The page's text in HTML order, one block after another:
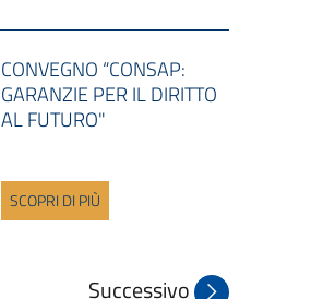
CONVEGNO “CONSAP:
GARANZIE PER IL DIRITTO
AL FUTURO"
SCOPRI DI PIÙ
Successivo